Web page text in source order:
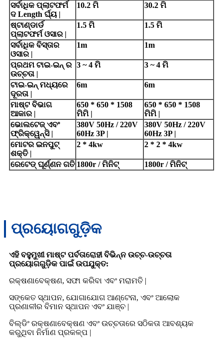
ସର୍ବାଧିକ ପ୍ଲାଟଫର୍ମ
ଦ Length ର୍ଘ୍ୟ |
10.2 ମି 30.2 ମି
ଷ୍ଟାଣ୍ଡାର୍ଡ
ପ୍ଲାଟଫର୍ମ ଓସାର |
1.5 ମି 1.5 ମି
ସର୍ବାଧିକ ବିସ୍ତାର
ଓସାର |
1m 1m
ପ୍ରଥମ ଟାଇ-ଇନ୍ ର
ଉଚ୍ଚତା |
3 ~ 4 ମି 3 ~ 4 ମି
ଟାଇ-ଇନ୍ ମଧ୍ୟରେ
ଦୂରତା |
6m 6m
ମାଷ୍ଟ ବିଭାଗ
ଆକାର |
650 * 650 * 1508
ମିମି |
650 * 650 * 1508
ମିମି |
ଭୋଲଟେଜ୍ ଏବଂ
ଫ୍ରିକ୍ୱେନ୍ସି |
380V 50Hz / 220V
60Hz 3P |
380V 50Hz / 220V
60Hz 3P |
ମୋଟର ଇନପୁଟ୍
ଶକ୍ତି |
2 * 4kw 2 * 2 * 4kw
ରେଟେଡ୍ ଘୂର୍ଣ୍ଣନ ଗତି 1800r / ମିନିଟ୍ 1800r / ମିନିଟ୍
ପ୍ରୟୋଗଗୁଡ଼ିକ
ଏହି ବହୁମୁଖୀ ମାଷ୍ଟ ପର୍ବତାରୋହୀ ବିଭିନ୍ନ ଉଚ୍ଚ-ଉଚ୍ଚତା
ପ୍ରୟୋଗଗୁଡ଼ିକ ପାଇଁ ଉପଯୁକ୍ତ:
ରକ୍ଷଣାବେକ୍ଷଣ, ସଫା କରିବା ଏବଂ ମରାମତି |
ସଙ୍କେତ ସ୍ଥାପନ, ​​ଯୋଗାଯୋଗ ଆଣ୍ଟେନା, ଏବଂ ଆଲୋକ
ପ୍ରଣାଳୀର ବିମାନ ସ୍ଥାପନ ଏବଂ ଯାଞ୍ଚ |
ବିଲ୍ଡିଂ ରକ୍ଷଣାବେକ୍ଷଣ ଏବଂ ଉଚ୍ଚତାରେ ସଠିକତା ଆବଶ୍ୟକ
କରୁଥିବା ନିର୍ମାଣ ପ୍ରକଳ୍ପ |